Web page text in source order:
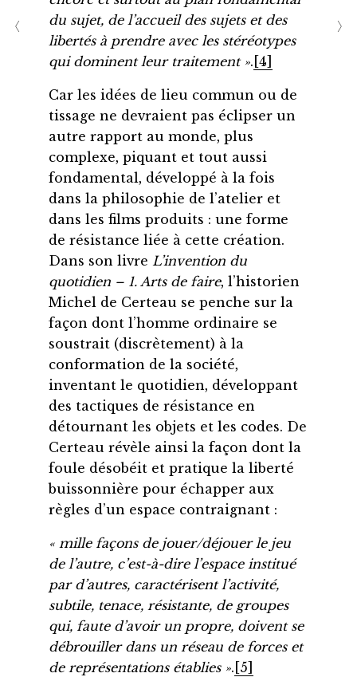
du sujet, de l’accueil des sujets et des
libertés à prendre avec les stéréotypes
qui dominent leur traitement ». [4]
Car les idées de lieu commun ou de
tissage ne devraient pas éclipser un
autre rapport au monde, plus
complexe, piquant et tout aussi
fondamental, développé à la fois
dans la philosophie de l’atelier et
dans les films produits : une forme
de résistance liée à cette création.
Dans son livre L’invention du
quotidien – 1. Arts de faire, l’historien
Michel de Certeau se penche sur la
façon dont l’homme ordinaire se
soustrait (discrètement) à la
conformation de la société,
inventant le quotidien, développant
des tactiques de résistance en
détournant les objets et les codes. De
Certeau révèle ainsi la façon dont la
foule désobéit et pratique la liberté
buissonnière pour échapper aux
règles d’un espace contraignant :
« mille façons de jouer/déjouer le jeu
de l’autre, c’est-à-dire l’espace institué
par d’autres, caractérisent l’activité,
subtile, tenace, résistante, de groupes
qui, faute d’avoir un propre, doivent se
débrouiller dans un réseau de forces et
de représentations établies ». [5]